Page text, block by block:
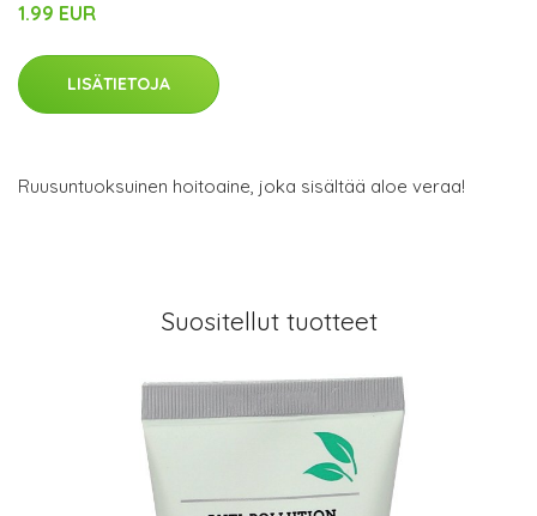
1.99 EUR
LISÄTIETOJA
Ruusuntuoksuinen hoitoaine, joka sisältää aloe veraa!
Suositellut tuotteet